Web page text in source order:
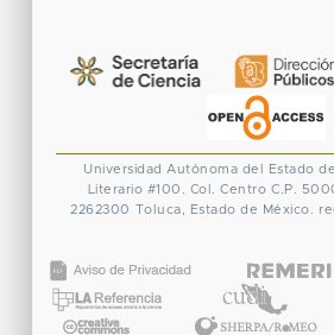
Universidad Autónoma del Estado
Literario #100. Col. Centro C.P.
2262300 Toluca, Estado de México.